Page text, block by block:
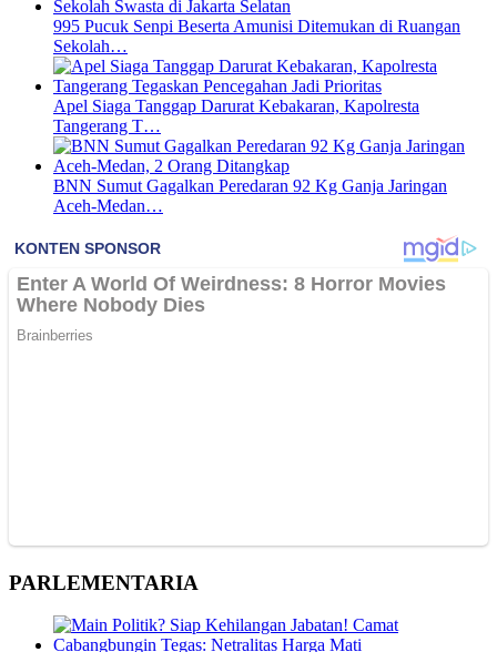
995 Pucuk Senpi Beserta Amunisi Ditemukan di Ruangan
Sekolah…
Apel Siaga Tanggap Darurat Kebakaran, Kapolresta
Tangerang T…
BNN Sumut Gagalkan Peredaran 92 Kg Ganja Jaringan
Aceh-Medan…
PARLEMENTARIA